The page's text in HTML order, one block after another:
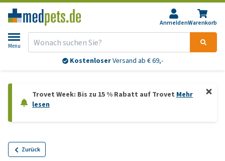
AnmeldenWarenkorb
Menu
KostenloserVersand ab € 69,-
Trovet Week: Bis zu 15 % Rabatt auf Trovet Mehr
lesen
Zurück